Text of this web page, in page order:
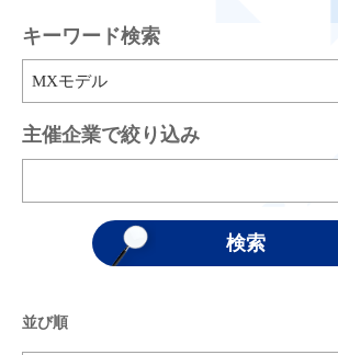
キーワード検索
主催企業で絞り込み
並び順